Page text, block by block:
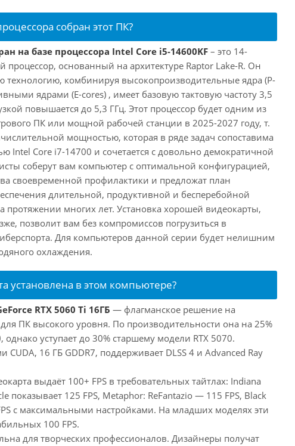
собран этот ПК?
на базе процессора Intel Core i5-14600KF – это 14-
основанный на архитектуре Raptor Lake-R. Он
технологию, комбинируя высокопроизводительные ядра (P-
ядрами (E-cores) , имеет базовую тактовую частоту 3,5
повышается до 5,3 ГГц. Этот процессор будет одним из
ПК или мощной рабочей станции в 2025-2027 году, т.
мощностью, которая в ряде задач сопоставима
Intel Core i7-14700 и сочетается с довольно демократичной
соберут вам компьютер с оптимальной конфигурацией,
своевременной профилактики и предложат план
длительной, продуктивной и бесперебойной
протяжении многих лет. Установка хорошей видеокарты,
позволит вам без компромиссов погрузиться в
Для компьютеров данной серии будет нелишним
охлаждения.
установлена в этом компьютере?
RTX 5060 Ti 16ГБ — флагманское решение на
ПК высокого уровня. По производительности она на 25%
однако уступает до 30% старшему модели RTX 5070.
16 ГБ GDDR7, поддерживает DLSS 4 и Advanced Ray
выдаёт 100+ FPS в требовательных тайтлах: Indiana
показывает 125 FPS, Metaphor: ReFantazio — 115 FPS, Black
с максимальными настройками. На младших моделях эти
100 FPS.
для творческих профессионалов. Дизайнеры получат